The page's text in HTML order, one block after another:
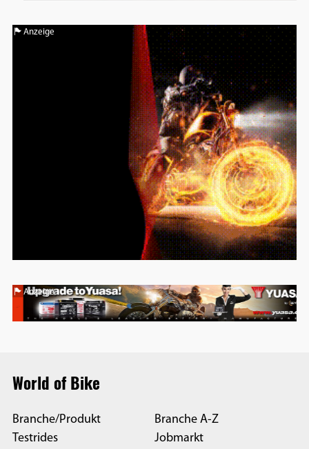
Anzeige
Anzeige
World of Bike
Branche/Produkt
Testrides
Branche A-Z
Jobmarkt